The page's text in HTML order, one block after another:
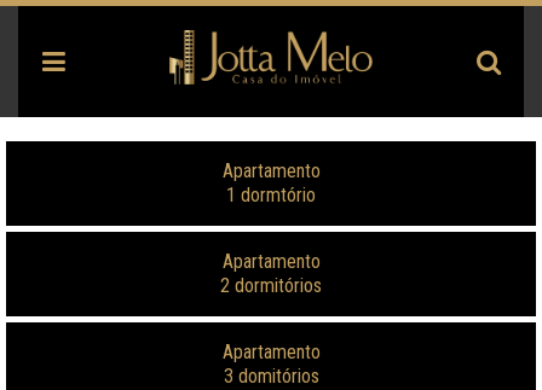
Apartamento
1 dormtório
Apartamento
2 dormitórios
Apartamento
3 domitórios